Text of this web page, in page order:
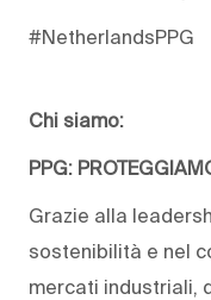
#NetherlandsPPG
Chi siamo:
PPG:
Grazie alla
sostenibilità e nel
mercati industriali,